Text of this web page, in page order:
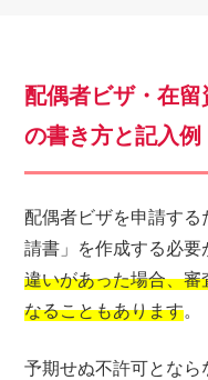
料金表
アクセス
お電話、LINE、ZOOM
お問い合わせはこちら
配偶者ビザ・在
の書き方と記入例
配偶者ビザを申請す
請書」を作成する必要
違いがあった場合、
なることもあります。
予期せぬ不許可とな